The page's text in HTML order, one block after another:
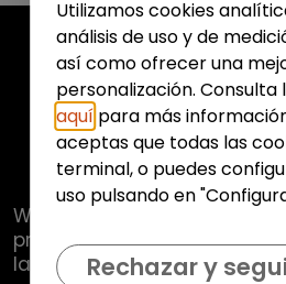
Web de
pretende promover y
laboral de colectivos
Utilizamos cookies
análisis de uso y de
así como ofrecer una
personalización. Consulta
aquí para más
aceptas que todas las
terminal, o puedes
uso pulsando en
Rechazar y